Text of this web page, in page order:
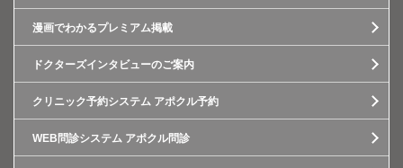
漫画でわかるプレミアム掲載
ドクターズインタビューのご案内
クリニック予約システム アポクル予約
WEB問診システム アポクル問診